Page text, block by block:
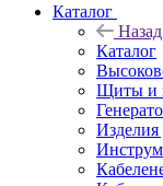
Каталог
Назад
Каталог
Щиты и
Изделия